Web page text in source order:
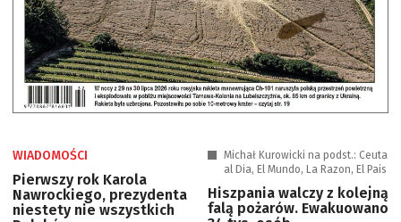
WIADOMOŚCI
Pierwszy rok Karola
Nawrockiego, prezydenta
niestety nie wszystkich
Michał Kurowicki na podst.: Ceuta
al Dia, El Mundo, La Razon, El Pais
Hiszpania walczy z kolejną
falą pożarów. Ewakuowano